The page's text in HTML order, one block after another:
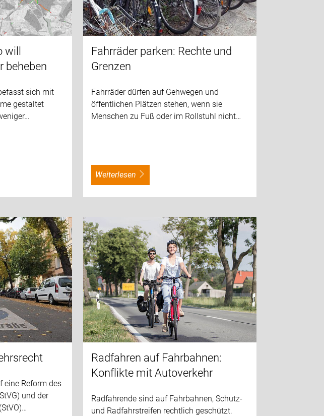
beheben
sich mit
gestaltet
Fahrräder parken: Rechte und
Grenzen
Fahrräder dürfen auf Gehwegen und
öffentlichen Plätzen stehen, wenn sie
Menschen zu Fuß oder im Rollstuhl nicht…
weiterlesen
eine Reform des
und der
Radfahren auf Fahrbahnen:
Konflikte mit Autoverkehr
Radfahrende sind auf Fahrbahnen, Schutz-
und Radfahrstreifen rechtlich geschützt.